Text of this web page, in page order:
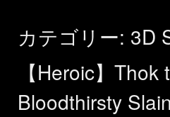
カテゴリー: 3D
【Heroic】Thok
Bloodthirsty